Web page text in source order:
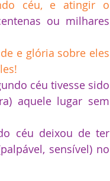
céu, e atingir o
ou milhares
e glória sobre eles
céu tivesse sido
aquele lugar sem
céu deixou de ter
sensível) no